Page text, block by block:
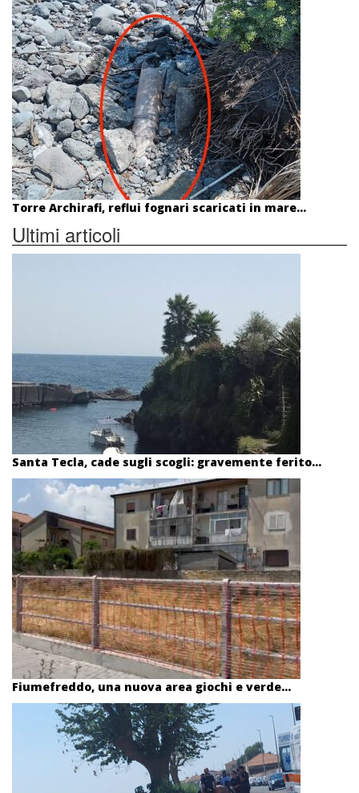
Torre Archirafi, reflui fognari scaricati in mare...
Ultimi articoli
Santa Tecla, cade sugli scogli: gravemente ferito...
Fiumefreddo, una nuova area giochi e verde...